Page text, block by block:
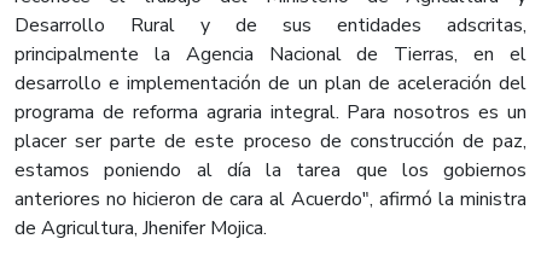
Desarrollo Rural y de sus entidades adscritas,
principalmente la Agencia Nacional de Tierras, en el
desarrollo e implementación de un plan de aceleración del
programa de reforma agraria integral. Para nosotros es un
placer ser parte de este proceso de construcción de paz,
estamos poniendo al día la tarea que los gobiernos
anteriores no hicieron de cara al Acuerdo", afirmó la ministra
de Agricultura, Jhenifer Mojica.